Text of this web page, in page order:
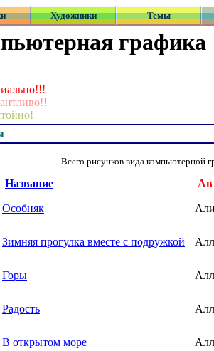
Художники Темы
графика
Всего рисунков вида компьютерной
Название
Особняк
Зимняя прогулка вместе с подружкой
Горы
Радость
В открытом море